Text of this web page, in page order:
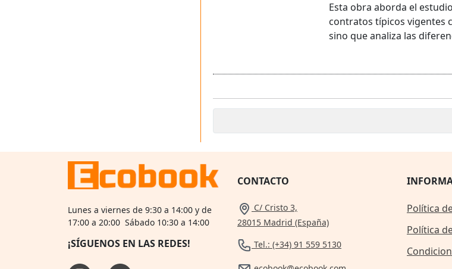
Esta obra aborda el
contratos típicos vigentes
sino que analiza las
Lunes a viernes de 9:30 a 14:00 y de
17:00 a 20:00 Sábado 10:30 a 14:00
¡SÍGUENOS EN LAS REDES!
CONTACTO
C/ Cristo 3,
28015 Madrid (España)
Tel.: (+34) 91 559 5130
Política
Política